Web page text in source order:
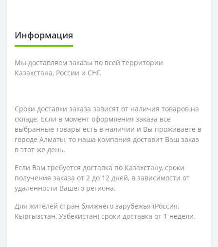
Информация
Мы доставляем заказы по всей территории
Казахстана, России и СНГ.
Сроки доставки заказа зависят от наличия товаров на
складе. Если в момент оформления заказа все
выбранные товары есть в наличии и Вы проживаете в
городе Алматы, то наша компания доставит Ваш заказ
в этот же день.
Если Вам требуется доставка по Казахстану, сроки
получения заказа от 2 до 12 дней, в зависимости от
удаленности Вашего региона.
Для жителей стран ближнего зарубежья (Россия,
Кыргызстан, Узбекистан) сроки доставка от 1 недели.